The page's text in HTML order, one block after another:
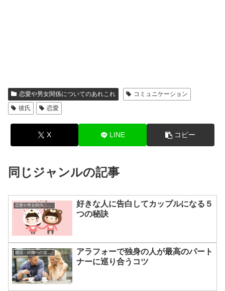
恋愛や男女関係についてのあれこれ
コミュニケーション
彼氏
恋愛
X LINE コピー
同じジャンルの記事
好きな人に告白してカップルになる５
つの秘訣
婚活・結婚への道のり
アラフォーで独身の人が最高のパート
ナーに巡り合うコツ